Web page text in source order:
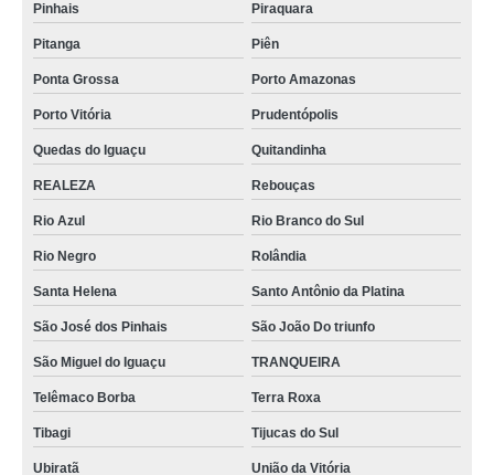
Pinhais Piraquara
Pitanga Piên
Ponta Grossa Porto Amazonas
Porto Vitória Prudentópolis
Quedas do Iguaçu Quitandinha
REALEZA Rebouças
Rio Azul Rio Branco do Sul
Rio Negro Rolândia
Santa Helena Santo Antônio da Platina
São José dos Pinhais São João Do triunfo
São Miguel do Iguaçu TRANQUEIRA
Telêmaco Borba Terra Roxa
Tibagi Tijucas do Sul
Ubiratã União da Vitória